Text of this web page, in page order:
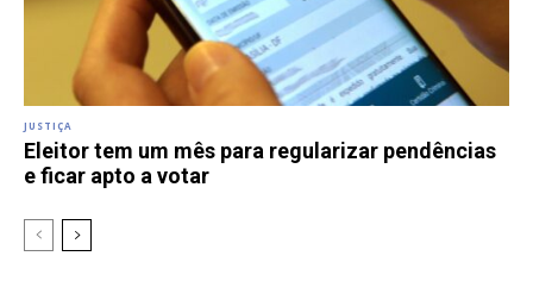
JUSTIÇA
Eleitor tem um mês para regularizar pendências
e ficar apto a votar